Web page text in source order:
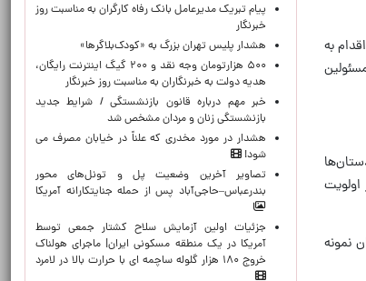
به
نمونه
پیام تبریک مدیرعامل بانک رفاه کارگران به مناسبت روز
خبرنگار
هشدار پلیس تهران بزرگ به «کودک‌بلاگرها»
۵۰۰ هزارتومان وجه نقد و ۲۰۰ گیگ اینترنت رایگان،
هدیه دولت به خبرنگاران به مناسبت روز خبرنگار
خبر مهم درباره قانون بازنشستگی / شرایط جدید
بازنشستگی زنان و مردان مشخص شد
هشدار در مورد مخدری که علناً در خیابان مصرف می
شود!
تصاویر آخرین وضعیت پل و تونل‌های محور
بندرعباس–حاجی‌آباد پس از حمله جنایتکارانه آمریکا
جزئیات اولین آزمایش سلاح کشتار جمعی توسط
آمریکا در یک منطقه مسکونی ایران| ماجرای هولناک
خروج ۱۸۰ هزار گلوله ساچمه ای با حرارت بالا در لامرد